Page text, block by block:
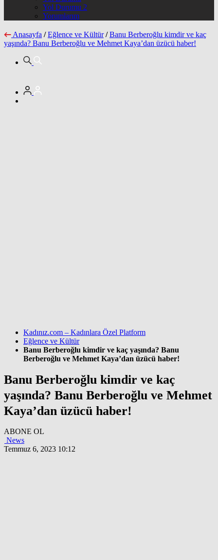
Yol Durumu 2
Yorumlarım
Anasayfa / Eğlence ve Kültür / Banu Berberoğlu kimdir ve kaç
yaşında? Banu Berberoğlu ve Mehmet Kaya’dan üzücü haber!
Kadınız.com – Kadınlara Özel Platform
Eğlence ve Kültür
Banu Berberoğlu kimdir ve kaç yaşında? Banu
Berberoğlu ve Mehmet Kaya’dan üzücü haber!
Banu Berberoğlu kimdir ve kaç
yaşında? Banu Berberoğlu ve Mehmet
Kaya’dan üzücü haber!
ABONE OL
News
Temmuz 6, 2023 10:12